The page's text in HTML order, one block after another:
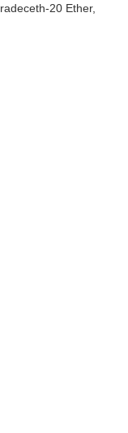
20 Ether,